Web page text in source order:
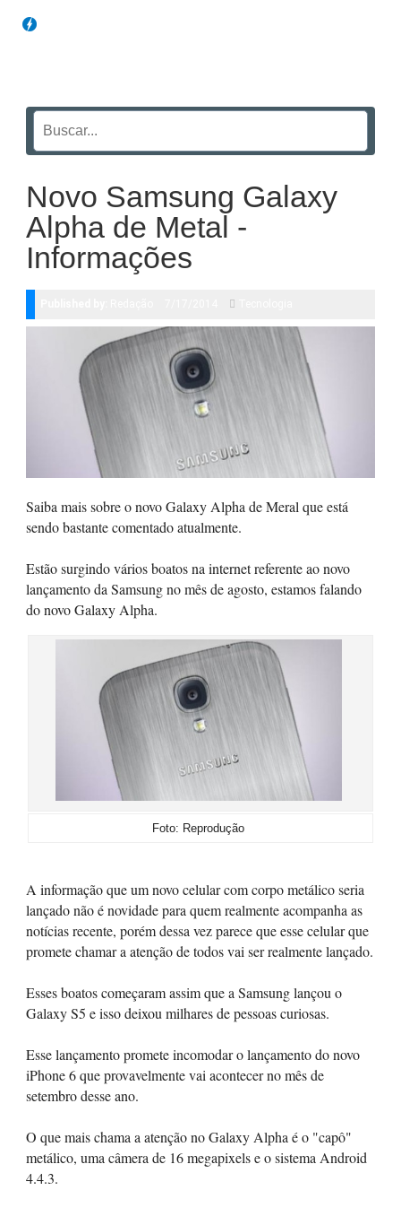
Novo Samsung Galaxy
Alpha de Metal -
Informações
Saiba mais sobre o novo Galaxy Alpha de Meral que está
sendo bastante comentado atualmente.
Estão surgindo vários boatos na internet referente ao novo
lançamento da Samsung no mês de agosto, estamos falando
do novo Galaxy Alpha.
Foto: Reprodução
A informação que um novo celular com corpo metálico seria
lançado não é novidade para quem realmente acompanha as
notícias recente, porém dessa vez parece que esse celular que
promete chamar a atenção de todos vai ser realmente lançado.
Esses boatos começaram assim que a Samsung lançou o
Galaxy S5 e isso deixou milhares de pessoas curiosas.
Esse lançamento promete incomodar o lançamento do novo
iPhone 6 que provavelmente vai acontecer no mês de
setembro desse ano.
O que mais chama a atenção no Galaxy Alpha é o "capô"
metálico, uma câmera de 16 megapixels e o sistema Android
4.4.3.